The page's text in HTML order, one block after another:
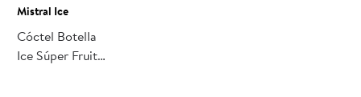
Mistral Ice
Cóctel Botella
Ice Súper Fruit